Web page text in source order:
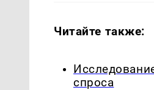
Читайте также:
спроса